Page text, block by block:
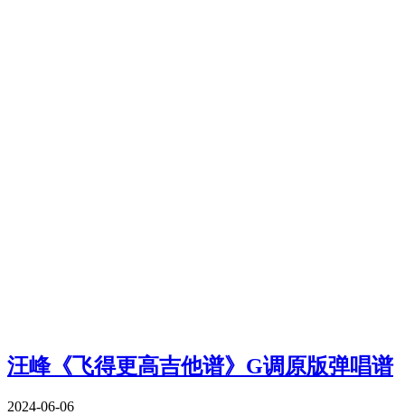
汪峰《飞得更高吉他谱》G调原版弹唱谱
2024-06-06